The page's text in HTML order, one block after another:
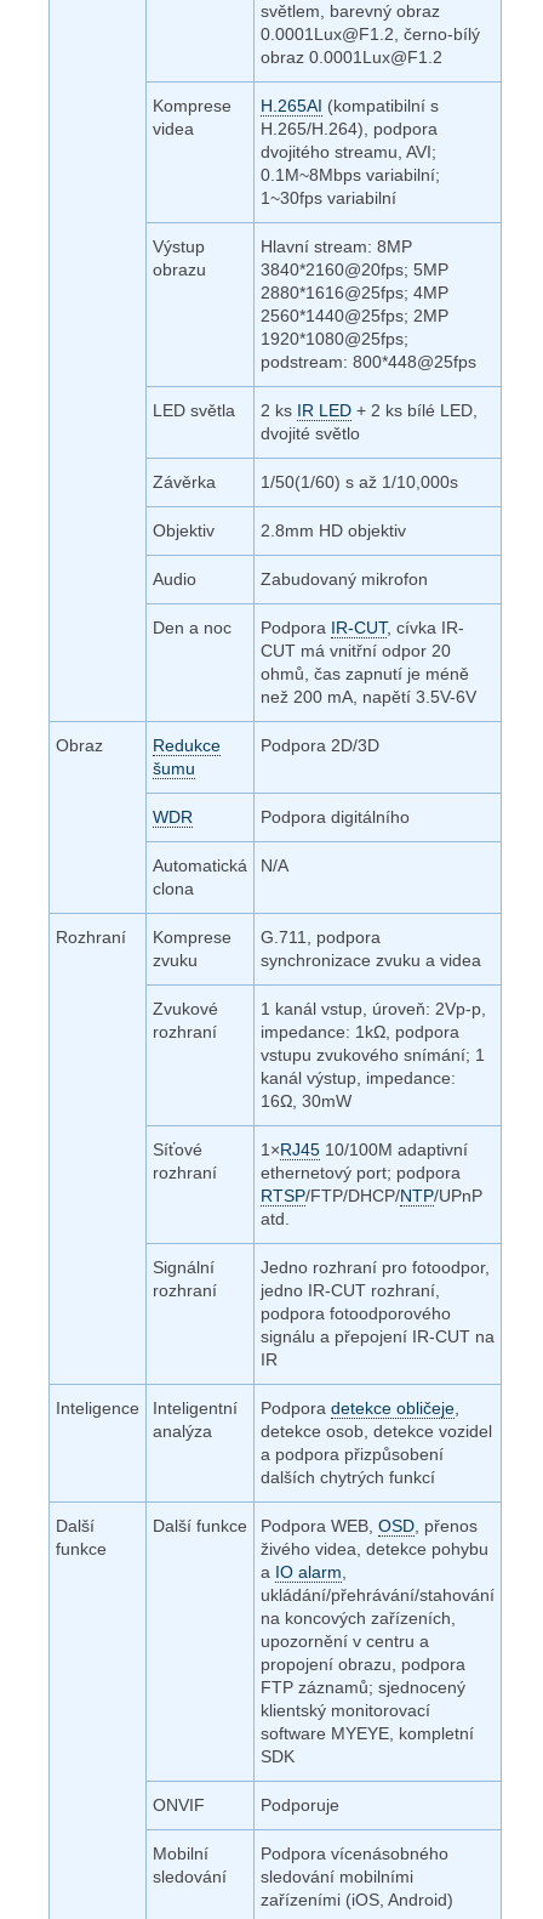
světlem, barevný obraz
0.0001Lux@F1.2, černo-bílý
obraz 0.0001Lux@F1.2
Komprese
videa
H.265AI (kompatibilní s
H.265/H.264), podpora
dvojitého streamu, AVI;
0.1M~8Mbps variabilní;
1~30fps variabilní
Výstup
obrazu
Hlavní stream: 8MP
3840*2160@20fps; 5MP
2880*1616@25fps; 4MP
2560*1440@25fps; 2MP
1920*1080@25fps;
podstream: 800*448@25fps
LED světla 2 ks IR LED + 2 ks bílé LED,
dvojité světlo
Závěrka 1/50(1/60) s až 1/10,000s
Objektiv 2.8mm HD objektiv
Audio Zabudovaný mikrofon
Den a noc Podpora IR-CUT, cívka IR-
CUT má vnitřní odpor 20
ohmů, čas zapnutí je méně
než 200 mA, napětí 3.5V-6V
Obraz
Redukce
šumu
Podpora 2D/3D
WDR Podpora digitálního
Automatická
clona
N/A
Rozhraní
Komprese
zvuku
G.711, podpora
synchronizace zvuku a videa
Zvukové
rozhraní
1 kanál vstup, úroveň: 2Vp-p,
impedance: 1kΩ, podpora
vstupu zvukového snímání; 1
kanál výstup, impedance:
16Ω, 30mW
Síťové
rozhraní
1×RJ45 10/100M adaptivní
ethernetový port; podpora
RTSP/FTP/DHCP/NTP/UPnP
atd.
Signální
rozhraní
Jedno rozhraní pro fotoodpor,
jedno IR-CUT rozhraní,
podpora fotoodporového
signálu a přepojení IR-CUT na
IR
Inteligence
Inteligentní
analýza
Podpora detekce obličeje,
detekce osob, detekce vozidel
a podpora přizpůsobení
dalších chytrých funkcí
Další
funkce
Další funkce Podpora WEB, OSD, přenos
živého videa, detekce pohybu
a IO alarm,
ukládání/přehrávání/stahování
na koncových zařízeních,
upozornění v centru a
propojení obrazu, podpora
FTP záznamů; sjednocený
klientský monitorovací
software MYEYE, kompletní
SDK
ONVIF Podporuje
Mobilní
sledování
Podpora vícenásobného
sledování mobilními
zařízeními (iOS, Android)